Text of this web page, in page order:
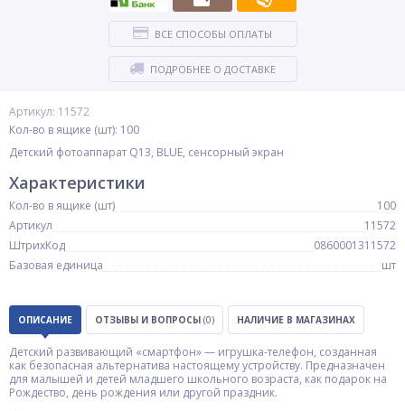
Артикул: 11572
Кол-во в ящике (шт): 100
Детский фотоаппарат Q13, BLUE, сенсорный экран
ВСЕ СПОСОБЫ ОПЛАТЫ
ПОДРОБНЕЕ О ДОСТАВКЕ
Характеристики
Кол-во в ящике (шт)
100
Артикул
11572
ШтрихКод
0860001311572
Базовая единица
шт
ОПИСАНИЕ ОТЗЫВЫ И ВОПРОСЫ (0) НАЛИЧИЕ В МАГАЗИНАХ
Детский развивающий «смартфон» — игрушка-телефон, созданная
как безопасная альтернатива настоящему устройству. Предназначен
для малышей и детей младшего школьного возраста, как подарок на
Рождество, день рождения или другой праздник.